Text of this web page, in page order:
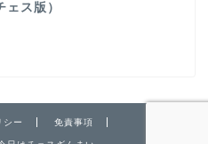
ェス版）
シー 免責事項